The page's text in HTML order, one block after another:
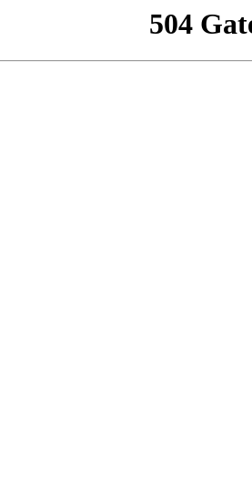
504